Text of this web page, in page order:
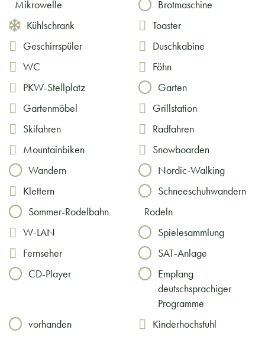
Mikrowelle
Brotmaschine
Kühlschrank
Toaster
Geschirrspüler
Duschkabine
WC
Föhn
PKW-Stellplatz
Garten
Gartenmöbel
Grillstation
Skifahren
Radfahren
Mountainbiken
Snowboarden
Wandern
Nordic-Walking
Klettern
Schneeschuhwandern
Sommer-Rodelbahn
Rodeln
W-LAN
Spielesammlung
Fernseher
SAT-Anlage
CD-Player
Empfang
deutschsprachiger
Programme
vorhanden
Kinderhochstuhl